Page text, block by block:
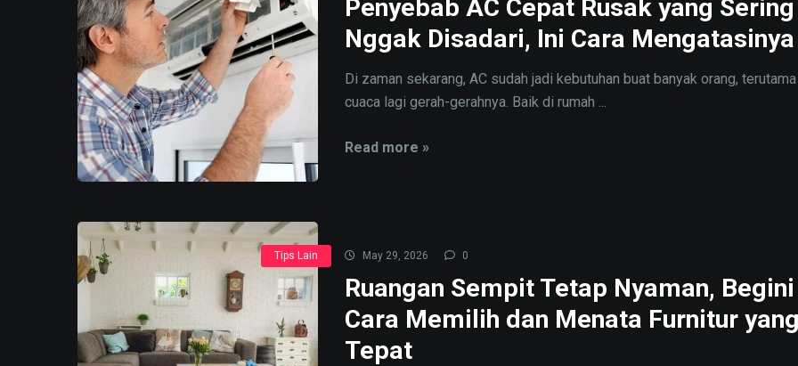
Penyebab AC Cepat Rusak yang Sering
Nggak Disadari, Ini Cara Mengatasinya
Di zaman sekarang, AC sudah jadi kebutuhan buat banyak orang,
cuaca lagi gerah-gerahnya. Baik di rumah ...
Read more »
Tips Lain May 29, 2026 0
Ruangan Sempit Tetap Nyaman, Begini
Cara Memilih dan Menata Furnitur yang
Tepat